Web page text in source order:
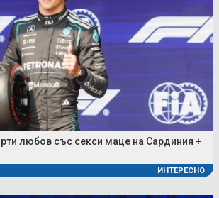
любов със секси маце на Сардиния +
ИНТЕРЕСНО